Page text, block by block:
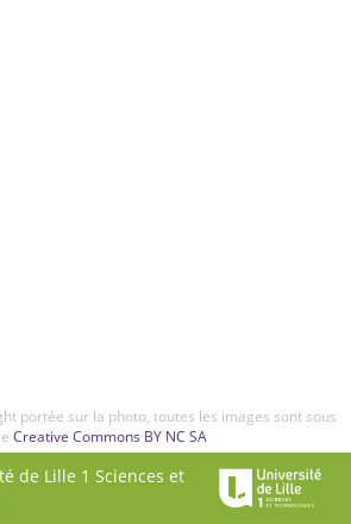
portée sur la photo, toutes les images sont sous
Creative Commons BY NC SA
de Lille 1 Sciences et